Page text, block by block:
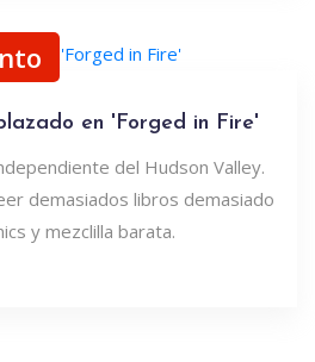
en 'Forged in Fire'
del Hudson Valley.
demasiados libros demasiado
y mezclilla barata.